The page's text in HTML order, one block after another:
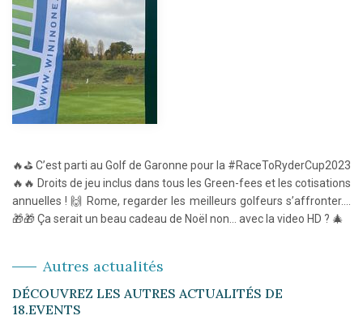
🔥⛳️ C’est parti au Golf de Garonne pour la #RaceToRyderCup2023
🔥🔥 Droits de jeu inclus dans tous les Green-fees et les cotisations
annuelles ! 🙌 Rome, regarder les meilleurs golfeurs s’affronter….
🎁🎁 Ça serait un beau cadeau de Noël non… avec la video HD ? 🎄
Autres actualités
DÉCOUVREZ LES AUTRES ACTUALITÉS DE
18.EVENTS